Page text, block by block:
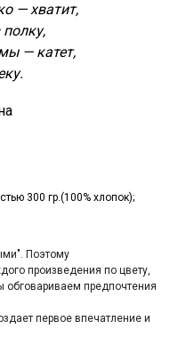
— хватит,
полку,
— катет,
300 гр.(100% хлопок);
Поэтому
произведения по цвету,
обговариваем предпочтения
первое впечатление и